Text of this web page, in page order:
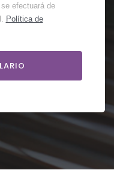
efectuará de
Política de